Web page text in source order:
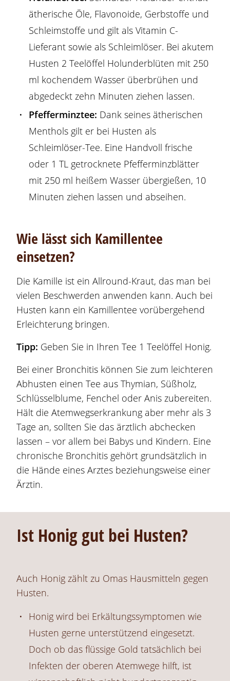
ätherische Öle, Flavonoide, Gerbstoffe und
Schleimstoffe und gilt als Vitamin C-
Lieferant sowie als Schleimlöser. Bei akutem
Husten 2 Teelöffel Holunderblüten mit 250
ml kochendem Wasser überbrühen und
abgedeckt zehn Minuten ziehen lassen.
Pfefferminztee: Dank seines ätherischen
Menthols gilt er bei Husten als
Schleimlöser-Tee. Eine Handvoll frische
oder 1 TL getrocknete Pfefferminzblätter
mit 250 ml heißem Wasser übergießen, 10
Minuten ziehen lassen und abseihen.
Wie lässt sich Kamillentee
einsetzen?
Die Kamille ist ein Allround-Kraut, das man bei
vielen Beschwerden anwenden kann. Auch bei
Husten kann ein Kamillentee vorübergehend
Erleichterung bringen.
Tipp: Geben Sie in Ihren Tee 1 Teelöffel Honig.
Bei einer Bronchitis können Sie zum leichteren
Abhusten einen Tee aus Thymian, Süßholz,
Schlüsselblume, Fenchel oder Anis zubereiten.
Hält die Atemwegserkrankung aber mehr als 3
Tage an, sollten Sie das ärztlich abchecken
lassen – vor allem bei Babys und Kindern. Eine
chronische Bronchitis gehört grundsätzlich in
die Hände eines Arztes beziehungsweise einer
Ärztin.
Ist Honig gut bei Husten?
Auch Honig zählt zu Omas Hausmitteln gegen
Husten.
Honig wird bei Erkältungssymptomen wie
Husten gerne unterstützend eingesetzt.
Doch ob das flüssige Gold tatsächlich bei
Infekten der oberen Atemwege hilft, ist